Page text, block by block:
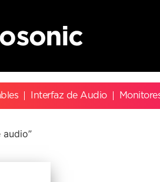
Interfaz de Audio